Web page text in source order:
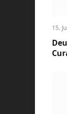
15.